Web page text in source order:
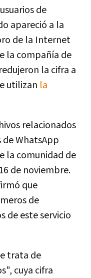
de
apareció a la
de la Internet
la compañía de
la cifra a
utilizan la
relacionados
WhatsApp
la comunidad de
de noviembre.
que
de
de este servicio
trata de
cuya cifra